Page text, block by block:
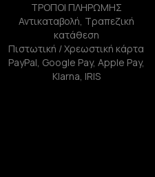
ΤΡΟΠΟΙ ΠΛΗΡΩΜΗΣ
Αντικαταβολή, Τραπεζική
κατάθεση
Πιστωτική / Χρεωστική κάρτα
PayPal, Google Pay, Apple Pay,
Klarna, IRIS